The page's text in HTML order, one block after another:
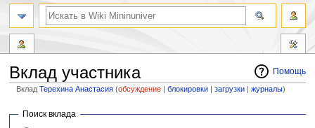
Помощь
Вклад участника
ВкладТерехина Анастасия (обсуждение |блокировки |загрузки |журналы)
Перейти
Перейти
Поиск вклада